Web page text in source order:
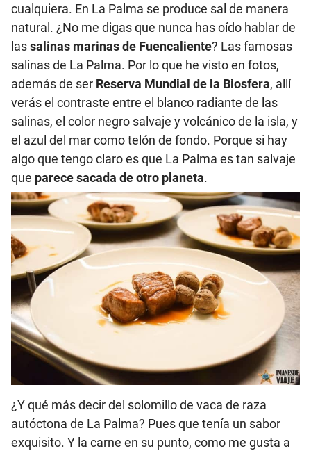
cualquiera. En La Palma se produce sal de manera
natural. ¿No me digas que nunca has oído hablar de
lassalinas marinas de Fuencaliente? Las famosas
salinas de La Palma. Por lo que he visto en fotos,
además de ser Reserva Mundial de la Biosfera, allí
verás el contraste entre el blanco radiante de las
salinas, el color negro salvaje y volcánico de la isla, y
el azul del mar como telón de fondo. Porque si hay
algo que tengo claro es que La Palma es tan salvaje
que parece sacada de otro planeta.
¿Y qué más decir del solomillo de vaca de raza
autóctona de La Palma? Pues que tenía un sabor
exquisito. Y la carne en su punto, como me gusta a